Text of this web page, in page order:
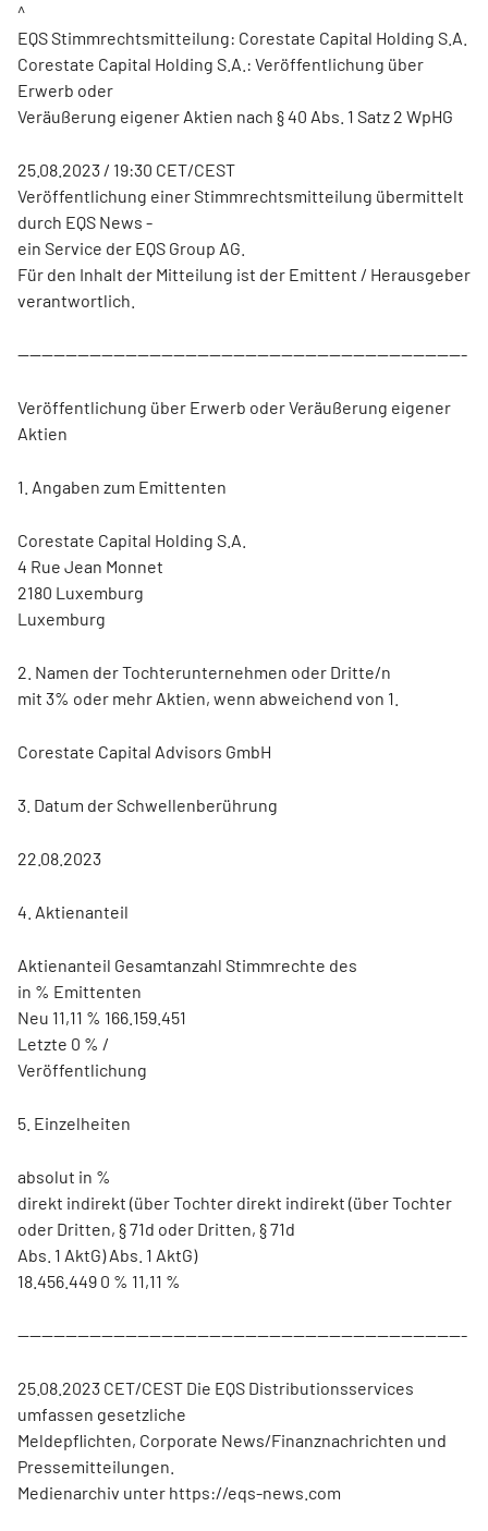
^
EQS Stimmrechtsmitteilung: Corestate Capital Holding S.A.
Corestate Capital Holding S.A.: Veröffentlichung über
Erwerb oder
Veräußerung eigener Aktien nach § 40 Abs. 1 Satz 2 WpHG
25.08.2023 / 19:30 CET/CEST
Veröffentlichung einer Stimmrechtsmitteilung übermittelt
durch EQS News -
ein Service der EQS Group AG.
Für den Inhalt der Mitteilung ist der Emittent / Herausgeber
verantwortlich.
---------------------------------------------------------------------------
Veröffentlichung über Erwerb oder Veräußerung eigener
Aktien
1. Angaben zum Emittenten
Corestate Capital Holding S.A.
4 Rue Jean Monnet
2180 Luxemburg
Luxemburg
2. Namen der Tochterunternehmen oder Dritte/n
mit 3% oder mehr Aktien, wenn abweichend von 1.
Corestate Capital Advisors GmbH
3. Datum der Schwellenberührung
22.08.2023
4. Aktienanteil
Aktienanteil Gesamtanzahl Stimmrechte des
in % Emittenten
Neu 11,11 % 166.159.451
Letzte 0 % /
Veröffentlichung
5. Einzelheiten
absolut in %
direkt indirekt (über Tochter direkt indirekt (über Tochter
oder Dritten, § 71d oder Dritten, § 71d
Abs. 1 AktG) Abs. 1 AktG)
18.456.449 0 % 11,11 %
---------------------------------------------------------------------------
25.08.2023 CET/CEST Die EQS Distributionsservices
umfassen gesetzliche
Meldepflichten, Corporate News/Finanznachrichten und
Pressemitteilungen.
Medienarchiv unter https://eqs-news.com